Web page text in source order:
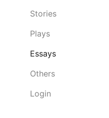
Stories
Plays
Essays
Others
Login